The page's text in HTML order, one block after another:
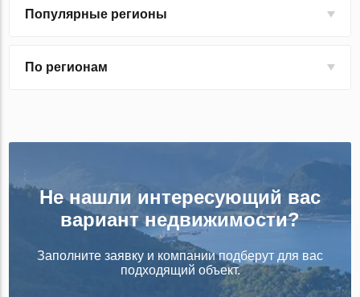
Популярные регионы
По регионам
Не нашли интересующий вас
вариант недвижимости?
Заполните заявку и компании подберут для вас
подходящий объект.